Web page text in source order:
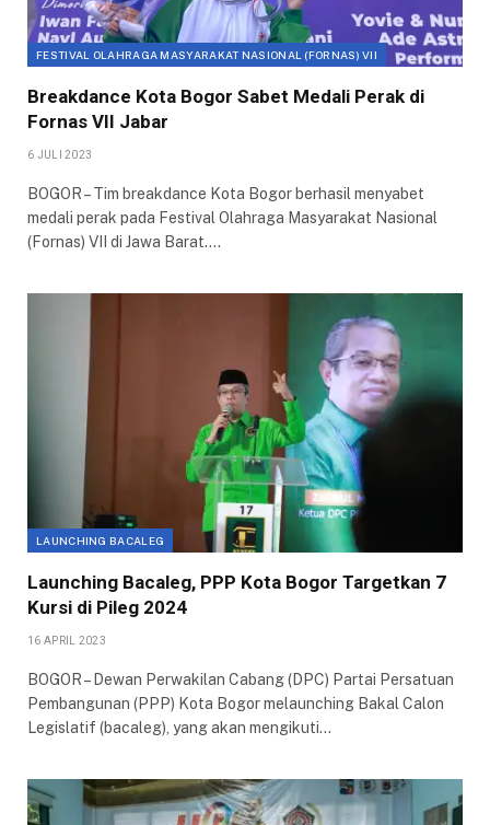
FESTIVAL OLAHRAGA MASYARAKAT NASIONAL (FORNAS) VII
Breakdance Kota Bogor Sabet Medali Perak di
Fornas VII Jabar
6 JULI 2023
BOGOR – Tim breakdance Kota Bogor berhasil menyabet
medali perak pada Festival Olahraga Masyarakat Nasional
(Fornas) VII di Jawa Barat.…
LAUNCHING BACALEG
Launching Bacaleg, PPP Kota Bogor Targetkan 7
Kursi di Pileg 2024
16 APRIL 2023
BOGOR – Dewan Perwakilan Cabang (DPC) Partai Persatuan
Pembangunan (PPP) Kota Bogor melaunching Bakal Calon
Legislatif (bacaleg), yang akan mengikuti…